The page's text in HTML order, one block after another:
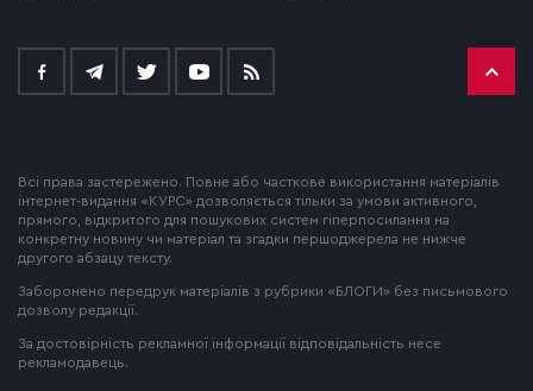
Всі права застережено. Повне або часткове використання матеріалів
інтернет-видання «КУРС» дозволяється тільки за умови активного,
прямого, відкритого для пошукових систем гіперпосилання на
конкретну новину чи матеріал та згадки першоджерела не нижче
другого абзацу тексту.
Заборонено передрук матеріалів з рубрики «БЛОГИ» без письмового
дозволу редакції.
За достовірність рекламної інформації відповідальність несе
рекламодавець.